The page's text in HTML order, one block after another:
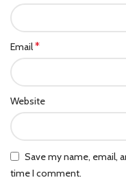
Email*
Website
Save my name, email,
time I comment.